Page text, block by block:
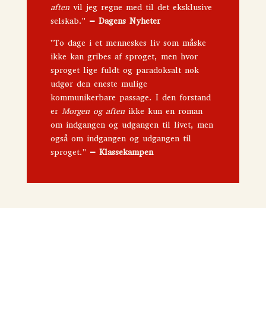
aftenvil jeg regne med til det eksklusive
selskab." – Dagens Nyheter
"To dage i et menneskes liv som måske
ikke kan gribes af sproget, men hvor
sproget lige fuldt og paradoksalt nok
udgør den eneste mulige
kommunikerbare passage. I den forstand
er Morgen og aftenikke kun en roman
om indgangen og udgangen til livet, men
også om indgangen og udgangen til
sproget." – Klassekampen